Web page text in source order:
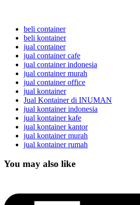
beli container
beli kontainer
jual container
jual container cafe
jual container indonesia
jual container murah
jual container office
jual kontainer
Jual Kontainer di INUMAN
jual kontainer indonesia
jual kontainer kafe
jual kontainer kantor
jual kontainer murah
jual kontainer rumah
You may also like